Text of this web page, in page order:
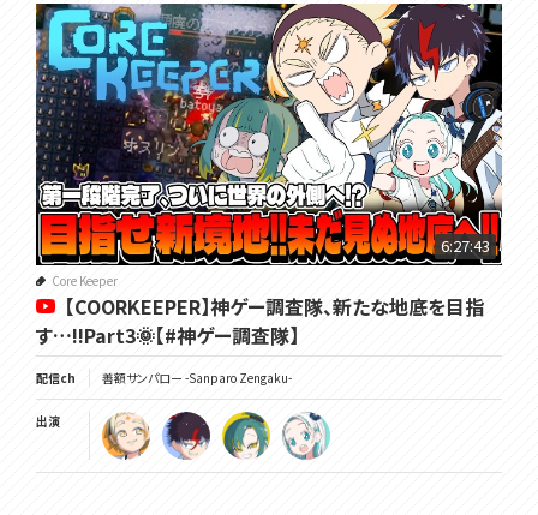
6:27:43
Core Keeper
【COORKEEPER】神ゲー調査隊、新たな地底を目指
す…!!Part3🌞【#神ゲー調査隊】
配信ch 善額サンパロー -Sanparo Zengaku-
出演